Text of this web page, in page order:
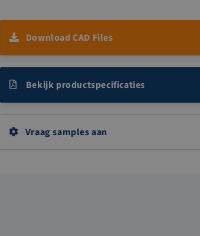
Download CAD Files
Bekijk productspecificaties
Vraag samples aan